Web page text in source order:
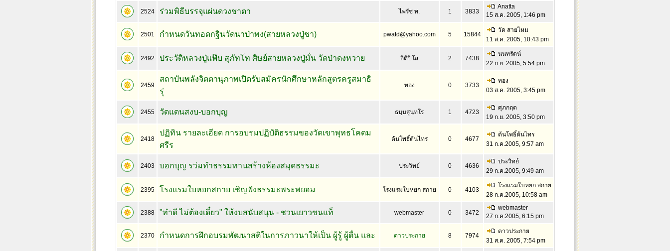
2524 ร่วมพิธีบรรจุแผ่นดวงชาตา ไพรัช ท. 1 3833
Anatta
15 ส.ค. 2005, 1:46 pm
2501 กำหนดวันทอดกฐินวัดนาป่าพง(สายหลวงปู่ชา) pwatd@yahoo.com 5 15844
วัด สายไหม
11 ส.ค. 2005, 10:43 pm
2492 ประวัติหลวงปู่แฟ๊บ สุภัทโท ศิษย์สายหลวงปู่มั่น วัดป่าดงหวาย อิติปิโส 2 7438
นนทรัตน์
22 ก.ย. 2005, 5:54 pm
2459
สถาบันพลังจิตตานุภาพเปิดรับสมัครนักศึกษาหลักสูตรครูสมาธิ
รุ่
ทอง 0 3733
ทอง
03 ส.ค. 2005, 3:45 pm
2455 วัดแดนสงบ-บอกบุญ ธมฺมสุนฺทโร 1 4723
ศุภกฤต
19 ก.ย. 2005, 3:50 pm
2418
ปฏิทิน รายละเอียด การอบรมปฏิบัติธรรมของวัดเขาพุทธโคดม
ศรีร
ต้นโพธิ์ต้นไทร 0 4677
ต้นโพธิ์ต้นไทร
31 ก.ค.2005, 9:57 am
2403 บอกบุญ รว่มทำธรรมทานสร้างห้องสมุดธรรมะ ประวิทย์ 0 4636
ประวิทย์
29 ก.ค.2005, 9:49 am
2395 โรงแรมใบหยกสกาย เชิญฟังธรรมะพระพยอม โรงแรมใบหยก สกาย 0 4103
โรงแรมใบหยก สกาย
28 ก.ค.2005, 10:58 am
2388 "ทำดี ไม่ต้องเดี๋ยว" ให้งบสนับสนุน - ชวนเยาวชนแท็ webmaster 0 3472
webmaster
27 ก.ค.2005, 6:15 pm
2370 กำหนดการฝึกอบรมพัฒนาสติในการภาวนาให้เป็น ผู้รู้ ผู้ตื่น และ ดาวประกาย 8 7974
ดาวประกาย
31 ส.ค. 2005, 7:54 pm